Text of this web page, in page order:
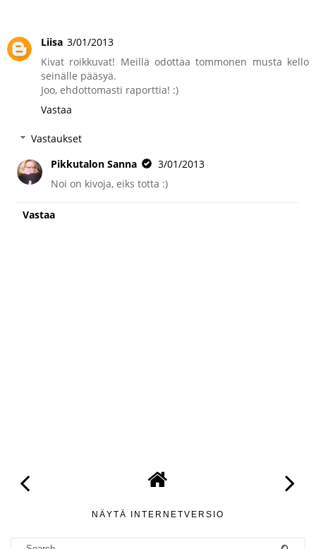
Liisa 3/01/2013
Kivat roikkuvat! Meillä odottaa tommonen musta kello
seinälle pääsyä.
Joo, ehdottomasti raporttia! :)
Vastaa
Vastaukset
Pikkutalon Sanna
3/01/2013
Noi on kivoja, eiks totta :)
Vastaa
NÄYTÄ INTERNETVERSIO